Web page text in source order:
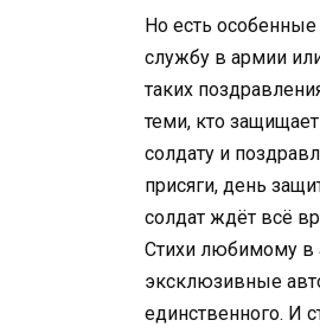
Но есть
службу в армии
таких
теми, кто
солдату и
присяги, день
солдат ждёт всё
Стихи любимому в
эксклюзивные
единственного. И